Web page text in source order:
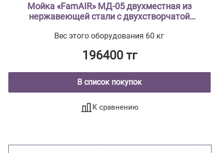
Мойка «FamAIR» МД-05 двухместная из
нержавеющей стали с двухстворчатой
Вес этого оборудования 60 кг
196400 тг
В список покупок
К сравнению